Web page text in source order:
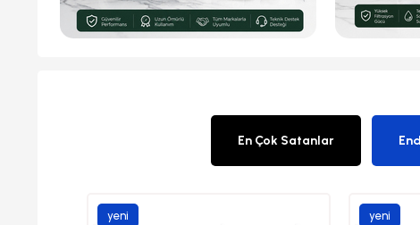
En Çok Satanlar
yeni
yeni